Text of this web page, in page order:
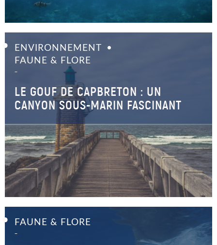
ENVIRONNEMENT
FAUNE & FLORE
–
LE GOUF DE CAPBRETON : UN
CANYON SOUS-MARIN FASCINANT
FAUNE & FLORE
–